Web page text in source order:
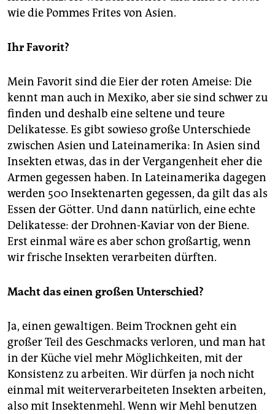
wie die Pommes Frites von Asien.
Ihr Favorit?
Mein Favorit sind die Eier der roten Ameise: Die
kennt man auch in Mexiko, aber sie sind schwer zu
finden und deshalb eine seltene und teure
Delikatesse. Es gibt sowieso große Unterschiede
zwischen Asien und Lateinamerika: In Asien sind
Insekten etwas, das in der Vergangenheit eher die
Armen gegessen haben. In Lateinamerika dagegen
werden 500 Insektenarten gegessen, da gilt das als
Essen der Götter. Und dann natürlich, eine echte
Delikatesse: der Drohnen-Kaviar von der Biene.
Erst einmal wäre es aber schon großartig, wenn
wir frische Insekten verarbeiten dürften.
Macht das einen großen Unterschied?
Ja, einen gewaltigen. Beim Trocknen geht ein
großer Teil des Geschmacks verloren, und man hat
in der Küche viel mehr Möglichkeiten, mit der
Konsistenz zu arbeiten. Wir dürfen ja noch nicht
einmal mit weiterverarbeiteten Insekten arbeiten,
also mit Insektenmehl. Wenn wir Mehl benutzen